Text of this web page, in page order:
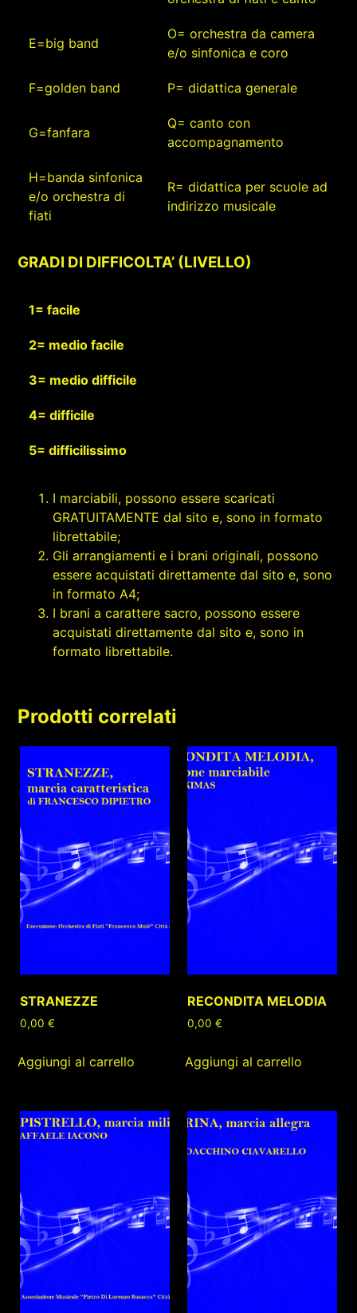
E=big band
O= orchestra da camera
e/o sinfonica e coro
F=golden band P= didattica generale
G=fanfara
Q= canto con
accompagnamento
H=banda sinfonica
e/o orchestra di
fiati
R= didattica per scuole ad
indirizzo musicale
GRADI DI DIFFICOLTA’ (LIVELLO)
1= facile
2= medio facile
3= medio difficile
4= difficile
5= difficilissimo
I marciabili, possono essere scaricati
GRATUITAMENTE dal sito e, sono in formato
librettabile;
Gli arrangiamenti e i brani originali, possono
essere acquistati direttamente dal sito e, sono
in formato A4;
I brani a carattere sacro, possono essere
acquistati direttamente dal sito e, sono in
formato librettabile.
Prodotti correlati
STRANEZZE
0,00€
Aggiungi al carrello
RECONDITA MELODIA
0,00€
Aggiungi al carrello